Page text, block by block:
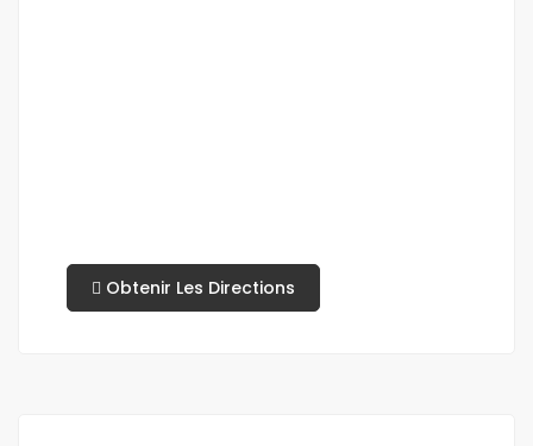
Obtenir Les Directions